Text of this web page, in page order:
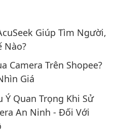
Giúp Tìm Người,
Nào?
Camera Trên Shopee?
Giá
Ý Quan Trọng Khi Sử
An Ninh - Đối Với